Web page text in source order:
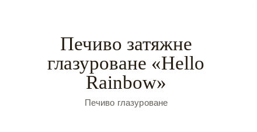
Печиво затяжне
глазуроване «Hello
Rainbow»
Печиво глазуроване